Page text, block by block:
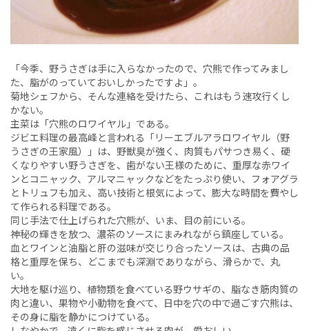
「今季、野うさぎは手に入らなかったので、穴熊で作ってみまし
た、脂がのっていておいしかったですよ」。
菊地シェフから、そんな連絡を受けたら、これはもう速攻行くし
かない。
主菜は「穴熊のロワイヤル」である。
ジビエ料理の最高峰と言われる「リーエブルアラロワイヤル（野
うさぎの王家風）」は、野獣臭が強く、肉質もパサつき易く、硬
くなりやすい野うさぎを、歯がない王様のために、重厚な赤ワイ
ンとコニャック、アルマニャックなどをたっぷり使い、フォアグラ
とトリュフも加え、高い技術と根気によって、膨大な時間を費やし
て作られる料理である。
同じ手法で仕上げられた穴熊が、いま、目の前にいる。
神秘の輝きを放つ、濃茶のソースにまみれながら鎮座している。
血とワインと油脂と肝の滋味が交じり合ったソースは、古典の品
格と重厚を保ち、どこまでも深淵でありながら、滑らかで、丸
い。
大地を駆け巡り、植物類を食べている野ウサギの、脂なき筋肉質の
肉と違い、果物や小動物を食べて、日中を穴の中で過ごす穴熊は、
その身に脂を静かにつけている。